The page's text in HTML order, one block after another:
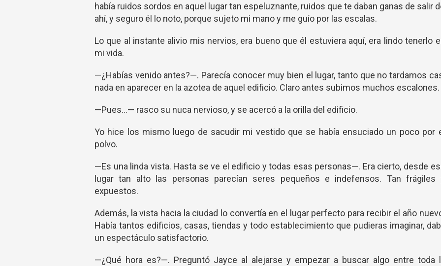
había ruidos sordos en aquel lugar tan espeluznante, ruidos que te daban ganas de salir
ahí, y seguro él lo noto, porque sujeto mi mano y me guío por las escalas.
Lo que al instante alivio mis nervios, era bueno que él estuviera aquí, era lindo tenerlo
mi vida.
—¿Habías venido antes?—. Parecía conocer muy bien el lugar, tanto que no tardamos
nada en aparecer en la azotea de aquel edificio. Claro antes subimos muchos escalones.
—Pues...— rasco su nuca nervioso, y se acercó a la orilla del edificio.
Yo hice los mismo luego de sacudir mi vestido que se había ensuciado un poco por
polvo.
—Es una linda vista. Hasta se ve el edificio y todas esas personas—. Era cierto, desde
lugar tan alto las personas parecían seres pequeños e indefensos. Tan frágiles
expuestos.
Además, la vista hacia la ciudad lo convertía en el lugar perfecto para recibir el año
Había tantos edificios, casas, tiendas y todo establecimiento que pudieras imaginar,
un espectáculo satisfactorio.
—¿Qué hora es?—. Preguntó Jayce al alejarse y empezar a buscar algo entre toda